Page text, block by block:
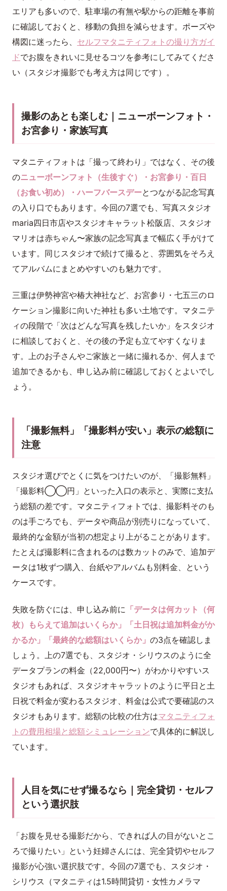
エリアも多いので、駐車場の有無や駅からの距離を事前
に確認しておくと、移動の負担を減らせます。ポーズや
構図に迷ったら、 セルフマタニティフォトの撮り方ガイ
ドでお腹をきれいに見せるコツを参考にしてみてくださ
い（スタジオ撮影でも考え方は同じです）。
撮影のあとも楽しむ｜ニューボーンフォト・
お宮参り・家族写真
マタニティフォトは「撮って終わり」ではなく、その後
のニューボーンフォト（生後すぐ）・お宮参り・百日
（お食い初め）・ハーフバースデーとつながる記念写真
の入り口でもあります。今回の7選でも、写真スタジオ
maria四日市店やスタジオキャラット松阪店、スタジオ
マリオは赤ちゃん〜家族の記念写真まで幅広く手がけて
います。同じスタジオで続けて撮ると、雰囲気をそろえ
てアルバムにまとめやすいのも魅力です。
三重は伊勢神宮や椿大神社など、お宮参り・七五三のロ
ケーション撮影に向いた神社も多い土地です。マタニテ
ィの段階で「次はどんな写真を残したいか」をスタジオ
に相談しておくと、その後の予定も立てやすくなりま
す。上のお子さんやご家族と一緒に撮れるか、何人まで
追加できるかも、申し込み前に確認しておくとよいでし
ょう。
「撮影無料」「撮影料が安い」表示の総額に
注意
スタジオ選びでとくに気をつけたいのが、「撮影無料」
「撮影料◯◯円」といった入口の表示と、実際に支払
う総額の差です。マタニティフォトでは、撮影料そのも
のは手ごろでも、データや商品が別売りになっていて、
最終的な金額が当初の想定より上がることがあります。
たとえば撮影料に含まれるのは数カットのみで、追加デ
ータは1枚ずつ購入、台紙やアルバムも別料金、という
ケースです。
失敗を防ぐには、申し込み前に 「データは何カット（何
枚）もらえて追加はいくらか」「土日祝は追加料金がか
かるか」「最終的な総額はいくらか」 の3点を確認しま
しょう。上の7選でも、スタジオ・シリウスのように全
データプランの料金（22,000円〜）がわかりやすいス
タジオもあれば、スタジオキャラットのように平日と土
日祝で料金が変わるスタジオ、料金は公式で要確認のス
タジオもあります。総額の比較の仕方はマタニティフォ
トの費用相場と総額シミュレーションで具体的に解説し
ています。
人目を気にせず撮るなら｜完全貸切・セルフ
という選択肢
「お腹を見せる撮影だから、できれば人の目がないとこ
ろで撮りたい」という妊婦さんには、完全貸切やセルフ
撮影が心強い選択肢です。今回の7選でも、スタジオ・
シリウス（マタニティは1.5時間貸切・女性カメラマ